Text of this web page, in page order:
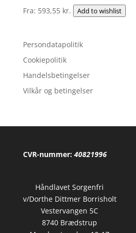
Fra: 593,55 kr. Add to wishlist
Persondatapolitik
Cookiepolitik
Handelsbetingelser
Vilkår og betingelser
CVR-nummer: 40821996
Håndlavet Sorgenfri
v/Dorthe Dittmer Borrisholt
Vestervangen 5C
8740 Brædstrup